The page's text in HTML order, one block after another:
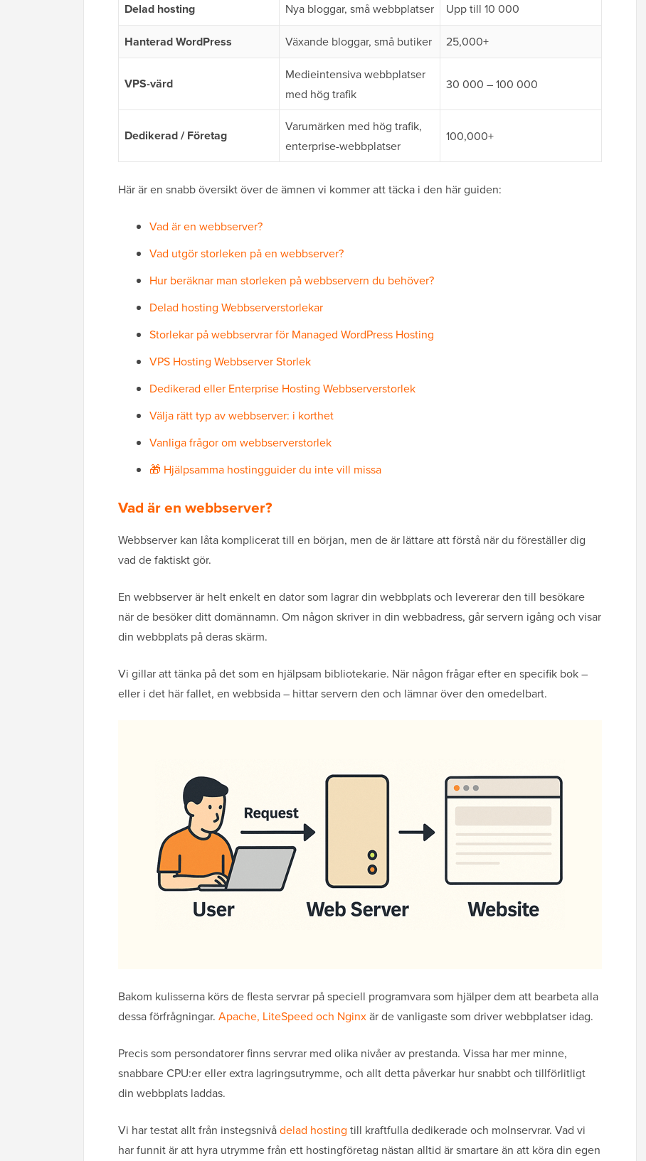
Delad hosting Nya bloggar, små webbplatser Upp till 10 000
Hanterad WordPress Växande bloggar, små butiker 25,000+
VPS-värd
Medieintensiva webbplatser
med hög trafik
30 000 – 100 000
Dedikerad / Företag
Varumärken med hög trafik,
enterprise-webbplatser
100,000+
Här är en snabb översikt över de ämnen vi kommer att täcka i den här guiden:
Vad är en webbserver?
Vad utgör storleken på en webbserver?
Hur beräknar man storleken på webbservern du behöver?
Delad hosting Webbserverstorlekar
Storlekar på webbservrar för Managed WordPress Hosting
VPS Hosting Webbserver Storlek
Dedikerad eller Enterprise Hosting Webbserverstorlek
Välja rätt typ av webbserver: i korthet
Vanliga frågor om webbserverstorlek
🎁 Hjälpsamma hostingguider du inte vill missa
Vad är en webbserver?
Webbserver kan låta komplicerat till en början, men de är lättare att förstå när du föreställer dig
vad de faktiskt gör.
En webbserver är helt enkelt en dator som lagrar din webbplats och levererar den till besökare
när de besöker ditt domännamn. Om någon skriver in din webbadress, går servern igång och visar
din webbplats på deras skärm.
Vi gillar att tänka på det som en hjälpsam bibliotekarie. När någon frågar efter en specifik bok –
eller i det här fallet, en webbsida – hittar servern den och lämnar över den omedelbart.
Bakom kulisserna körs de flesta servrar på speciell programvara som hjälper dem att bearbeta alla
dessa förfrågningar. Apache, LiteSpeed och Nginxär de vanligaste som driver webbplatser idag.
Precis som persondatorer finns servrar med olika nivåer av prestanda. Vissa har mer minne,
snabbare CPU:er eller extra lagringsutrymme, och allt detta påverkar hur snabbt och tillförlitligt
din webbplats laddas.
Vi har testat allt från instegsnivådelad hosting till kraftfulla dedikerade och molnservrar. Vad vi
har funnit är att hyra utrymme från ett hostingföretag nästan alltid är smartare än att köra din egen